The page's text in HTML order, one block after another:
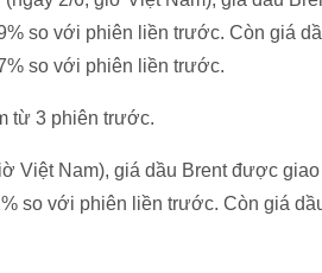
so với phiên liền trước. Còn giá
so với phiên liền trước.
từ 3 phiên trước.
Việt Nam), giá dầu Brent được
so với phiên liền trước. Còn giá